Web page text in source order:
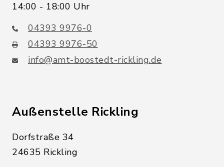
14:00 - 18:00 Uhr
04393 9976-0
04393 9976-50
info@amt-boostedt-rickling.de
Außenstelle Rickling
Dorfstraße 34
24635 Rickling